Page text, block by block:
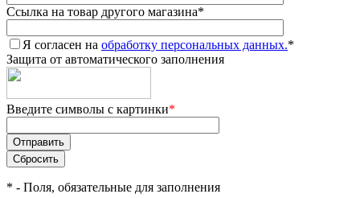
Ссылка на товар другого магазина*
Я согласен на обработку персональных данных.*
Защита от автоматического заполнения
Введите символы с картинки*
* - Поля, обязательные для заполнения